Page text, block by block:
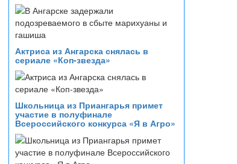
Актриса из Ангарска снялась в
сериале «Коп-звезда»
Школьница из Приангарья примет
участие в полуфинале
Всероссийского конкурса «Я в Агро»